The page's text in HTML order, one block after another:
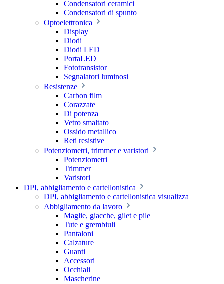
Condensatori ceramici
Condensatori di spunto
Optoelettronica
Display
Diodi
Diodi LED
PortaLED
Fototransistor
Segnalatori luminosi
Resistenze
Carbon film
Corazzate
Di potenza
Vetro smaltato
Ossido metallico
Reti resistive
Potenziometri, trimmer e varistori
Potenziometri
Trimmer
Varistori
DPI, abbigliamento e cartellonistica
DPI, abbigliamento e cartellonistica visualizza
Abbigliamento da lavoro
Maglie, giacche, gilet e pile
Tute e grembiuli
Pantaloni
Calzature
Guanti
Accessori
Occhiali
Mascherine